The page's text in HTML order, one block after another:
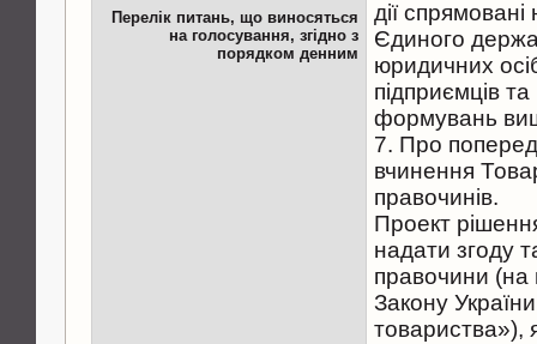
Перелік питань, що виносяться
на голосування, згідно з
порядком денним
дії
Єдиного
юридичних
підприємців
формувань
7. Про
вчинення
правочинів.
Проект
надати згоду
правочини (на
Закону
товариства»),